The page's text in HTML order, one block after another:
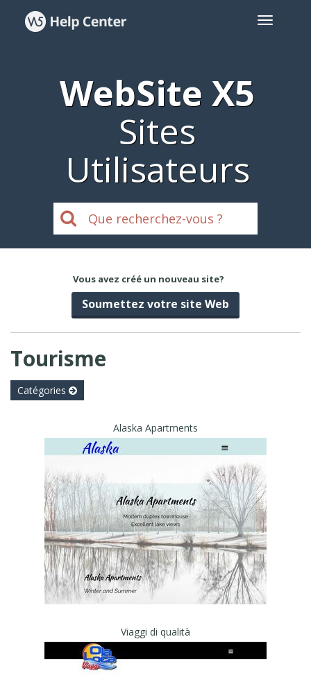
WebSite X5
Sites
Utilisateurs
Vous avez créé un nouveau site?
Soumettez votre site Web
Tourisme
Catégories
Alaska Apartments
Viaggi di qualità